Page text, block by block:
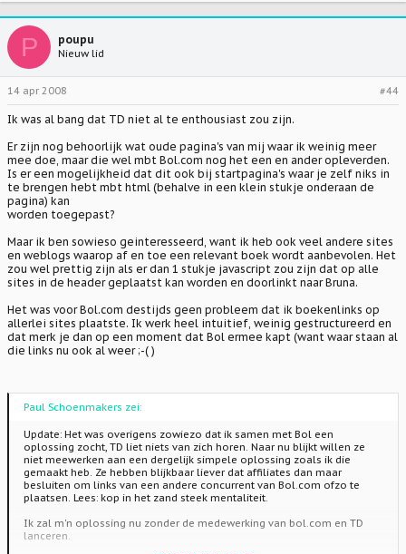
P poupu
Nieuw lid
14 apr 2008 #44
Ik was al bang dat TD niet al te enthousiast zou zijn.
Er zijn nog behoorlijk wat oude pagina's van mij waar ik weinig meer
mee doe, maar die wel mbt Bol.com nog het een en ander opleverden.
Is er een mogelijkheid dat dit ook bij startpagina's waar je zelf niks in
te brengen hebt mbt html (behalve in een klein stukje onderaan de
pagina) kan
worden toegepast?
Maar ik ben sowieso geinteresseerd, want ik heb ook veel andere sites
en weblogs waarop af en toe een relevant boek wordt aanbevolen. Het
zou wel prettig zijn als er dan 1 stukje javascript zou zijn dat op alle
sites in de header geplaatst kan worden en doorlinkt naar Bruna.
Het was voor Bol.com destijds geen probleem dat ik boekenlinks op
allerlei sites plaatste. Ik werk heel intuitief, weinig gestructureerd en
dat merk je dan op een moment dat Bol ermee kapt (want waar staan al
die links nu ook al weer ;-( )
Paul Schoenmakers zei:
Update: Het was overigens zowiezo dat ik samen met Bol een
oplossing zocht, TD liet niets van zich horen. Naar nu blijkt willen ze
niet meewerken aan een dergelijk simpele oplossing zoals ik die
gemaakt heb. Ze hebben blijkbaar liever dat affiliates dan maar
besluiten om links van een andere concurrent van Bol.com ofzo te
plaatsen. Lees: kop in het zand steek mentaliteit.
Ik zal m'n oplossing nu zonder de medewerking van bol.com en TD
lanceren.